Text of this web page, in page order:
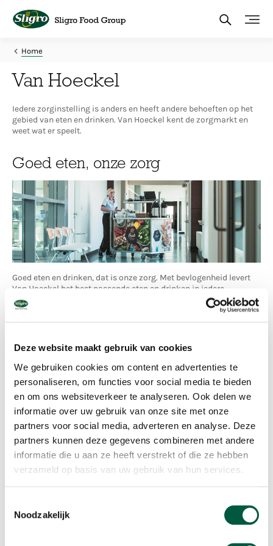
Deze website maakt gebruik van cookies
We gebruiken cookies om content en advertenties te
personaliseren, om functies voor social media te bieden
en om ons websiteverkeer te analyseren. Ook delen we
informatie over uw gebruik van onze site met onze
partners voor social media, adverteren en analyse. Deze
partners kunnen deze gegevens combineren met andere
informatie die u aan ze heeft verstrekt of die ze hebben
verzameld op basis van uw gebruik van hun services.
Noodzakelijk
naar
inhoudHome
Van Hoeckel
Iedere zorginstelling is anders en heeft andere behoeften op het
gebied van eten en drinken. Van Hoeckel kent de zorgmarkt en
weet wat er speelt.
Goed eten, onze zorg
Goed eten en drinken, dat is onze zorg. Met bevlogenheid levert
Van Hoeckel het best passende eten en drinken in iedere
zorgorganisatie. Naast het leveren van eten en drinken heeft Van
Hoeckel alles in huis om te ontzorgen. Zij helpen, adviseren,
inspireren en begeleiden je in het gehele proces rondom eten en
optimale maaltijdvoorziening gecreëerd die bij jouw
zorginstelling past.
Goed eten, onze zorg